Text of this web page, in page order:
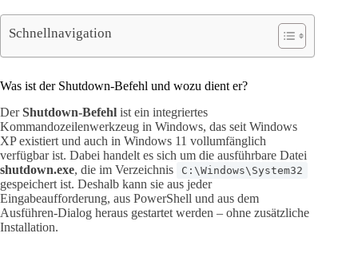
Schnellnavigation
Was ist der Shutdown-Befehl und wozu dient er?
DerShutdown-Befehl ist ein integriertes
Kommandozeilenwerkzeug in Windows, das seit Windows
XP existiert und auch in Windows 11 vollumfänglich
verfügbar ist. Dabei handelt es sich um die ausführbare Datei
shutdown.exe, die im Verzeichnis C:\Windows\System32
gespeichert ist. Deshalb kann sie aus jeder
Eingabeaufforderung, aus PowerShell und aus dem
Ausführen-Dialog heraus gestartet werden – ohne zusätzliche
Installation.